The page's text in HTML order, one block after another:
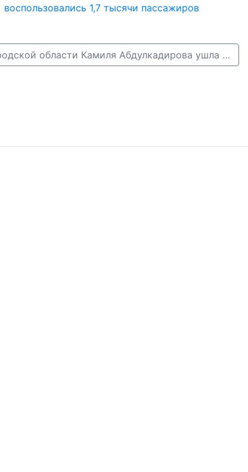
воспользовались 1,7 тысячи пассажиров
Пропавшая в Нижегородской области Камиля Абдулкадирова ушла из дома, чтобы выйти замуж →